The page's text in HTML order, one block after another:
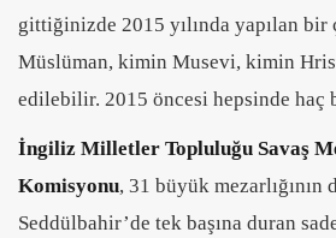
gittiğinizde 2015 yılında yapılan bir
Müslüman, kimin Musevi, kimin
edilebilir. 2015 öncesi hepsinde haç
İngiliz Milletler Topluluğu Savaş
Komisyonu, 31 büyük mezarlığının
Seddülbahir’de tek başına duran